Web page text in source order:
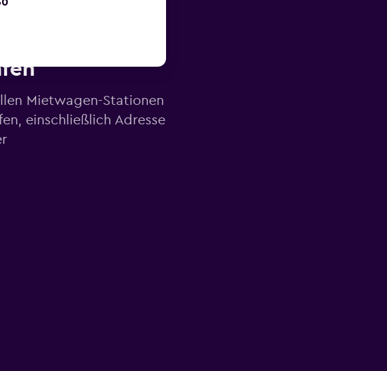
Mietwagen-Stationen
einschließlich Adresse